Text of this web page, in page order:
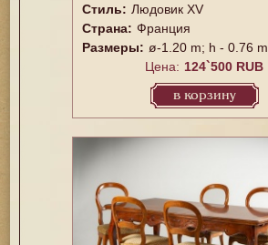
Стиль: Людовик XV
Страна: Франция
Размеры: ø-1.20 m; h - 0.76 m
Цена: 124`500 RUB
в корзину